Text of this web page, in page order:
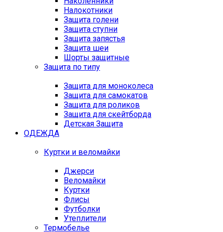
Налокотники
Защита голени
Защита ступни
Защита запястья
Защита шеи
Шорты защитные
Защита по типу
Защита для моноколеса
Защита для самокатов
Защита для роликов
Защита для скейтборда
Детская Защита
ОДЕЖДА
Куртки и веломайки
Джерси
Веломайки
Куртки
Флисы
Футболки
Утеплители
Термобелье